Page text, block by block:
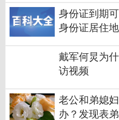
身份证到期
身份证居住
戴军何炅为
访视频
老公和弟媳
办？发现表